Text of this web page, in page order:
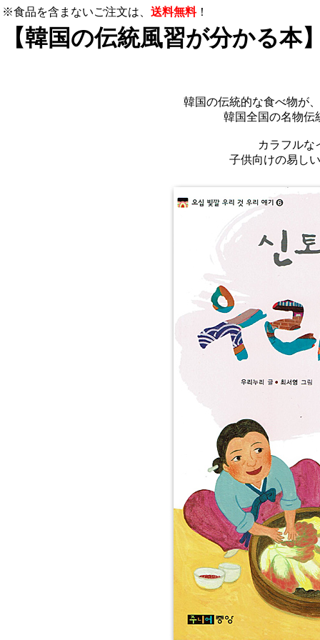
※食品を含まないご注文は、 送料無料！
【韓国の伝統風習が分かる
韓国の伝統的な食べ物が
韓国全国の名物伝
カラフルな
子供向けの易し